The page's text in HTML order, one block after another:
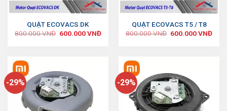
QUẠT ECOVACS DK
800.000VNĐ 600.000VNĐ
QUẠT ECOVACS T5 / T8
800.000VNĐ 600.000VNĐ
-29% -29%